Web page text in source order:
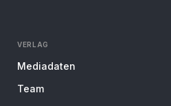
VERLAG
Mediadaten
Team